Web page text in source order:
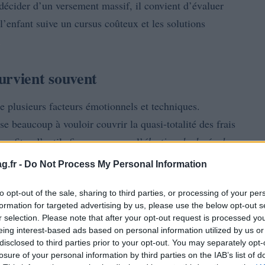
- Do Not Process My Personal Information
opt-out of the sale, sharing to third parties, or processing of your
for targeted advertising by us, please use the below opt-out
selection. Please note that after your opt-out request is processed
interest-based ads based on personal information utilized by us
to third parties prior to your opt-out. You may separately
of your personal information by third parties on the IAB’s list of
d’un versement massif, il convient d’évaluer
suive un cursus coûteux et les solutions
souvent
plusieurs facteurs émotionnels et techniques.
beaucoup à vouloir couvrir la quasi-totalité des frais
d’outils fiscaux comme l’élection de durée de
, ce qui augmente rapidement le solde du compte.
ou d’études supérieures d’un enfant :
changeant font varier les besoins réels.